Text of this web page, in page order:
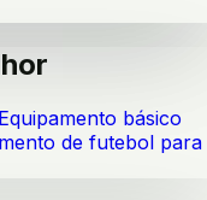
Equipamento básico
de futebol para